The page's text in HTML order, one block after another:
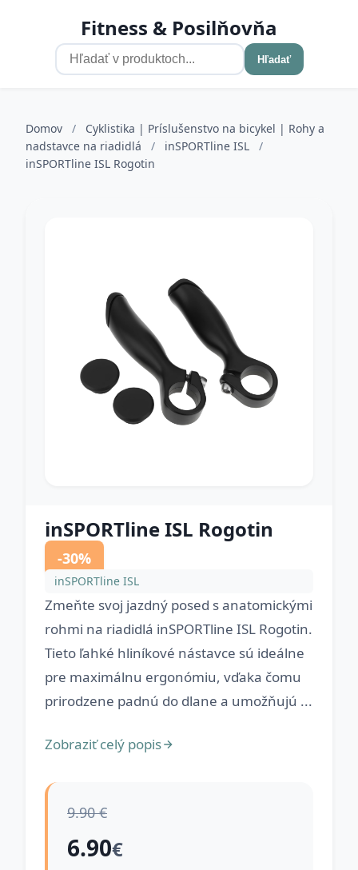
Fitness & Posilňovňa
Hľadať
Domov /
Cyklistika | Príslušenstvo na bicykel | Rohy a
nadstavce na riadidlá
/ inSPORTline ISL
/
inSPORTline ISL Rogotin
inSPORTline ISL Rogotin
-30%
inSPORTline ISL
Zmeňte svoj jazdný posed s anatomickými
rohmi na riadidlá inSPORTline ISL Rogotin.
Tieto ľahké hliníkové nástavce sú ideálne
pre maximálnu ergonómiu, vďaka čomu
prirodzene padnú do dlane a umožňujú ...
Zobraziť celý popis
9.90 €
6.90€